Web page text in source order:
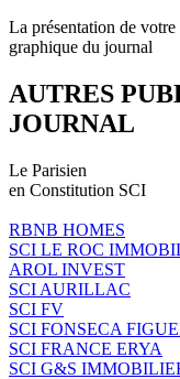
La présentation de
graphique du journal
AUTRES
JOURNAL
Le Parisien
en Constitution SCI
RBNB HOMES
SCI LE ROC
AROL INVEST
SCI AURILLAC
SCI FV
SCI FONSECA
SCI FRANCE ERYA
SCI G&S